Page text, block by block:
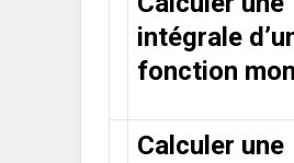
intégrale
fonction
Calculer une